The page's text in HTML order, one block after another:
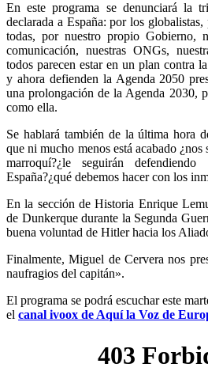
En este programa se denunciará la
declarada a España: por los
todas, por nuestro propio Gobierno,
comunicación, nuestras ONGs,
todos parecen estar en un plan contra
y ahora defienden la Agenda 2050
una prolongación de la Agenda 2030,
como ella.
Se hablará también de la última hora
que ni mucho menos está acabado
marroquí?¿le seguirán
España?¿qué debemos hacer con los
En la sección de Historia Enrique
de Dunkerque durante la Segunda
buena voluntad de Hitler hacia los
Finalmente, Miguel de Cervera nos
naufragios del capitán».
El programa se podrá escuchar este
el canal ivoox de Aquí la Voz de